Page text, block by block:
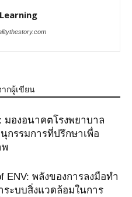
ากผู้เขียน
องอนาคตโรงพยาบาล
กรรมการที่ปรึกษาเพื่อ
ENV: พลังของการลงมือทำ
ะบบสิ่งแวดล้อมในการ